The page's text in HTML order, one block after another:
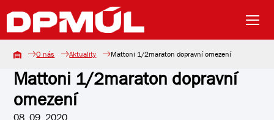
O nás Aktuality Mattoni 1/2maraton dopravní omezení
Mattoni 1/2maraton dopravní
omezení
08. 09. 2020